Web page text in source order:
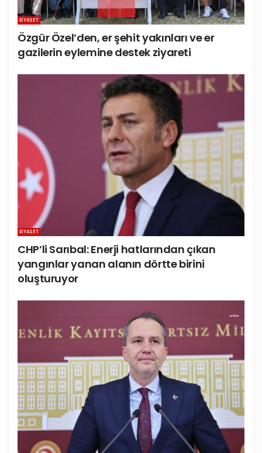
SIYASET
Özgür Özel’den, er şehit yakınları ve er
gazilerin eylemine destek ziyareti
SIYASET
CHP’li Sarıbal: Enerji hatlarından çıkan
yangınlar yanan alanın dörtte birini
oluşturuyor